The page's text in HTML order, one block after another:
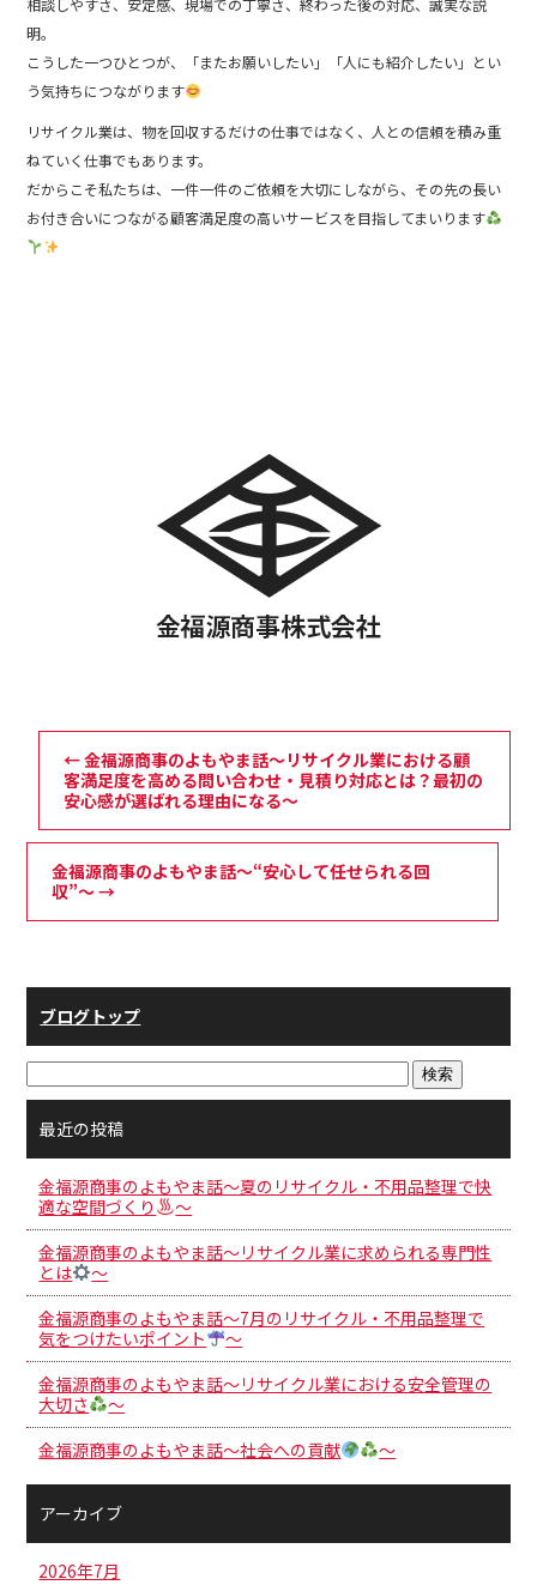
相談しやすさ、安定感、現場での丁寧さ、終わった後の対応、誠実な説
明。
こうした一つひとつが、「またお願いしたい」「人にも紹介したい」とい
う気持ちにつながります
リサイクル業は、物を回収するだけの仕事ではなく、人との信頼を積み重
ねていく仕事でもあります。
だからこそ私たちは、一件一件のご依頼を大切にしながら、その先の長い
お付き合いにつながる顧客満足度の高いサービスを目指してまいります
←金福源商事のよもやま話～リサイクル業における顧
客満足度を高める問い合わせ・見積り対応とは？最初の
安心感が選ばれる理由になる～
金福源商事のよもやま話～“安心して任せられる回
収”～→
ブログトップ
最近の投稿
金福源商事のよもやま話～夏のリサイクル・不用品整理で快
適な空間づくり
～
金福源商事のよもやま話～リサイクル業に求められる専門性
とは
～
金福源商事のよもやま話～7月のリサイクル・不用品整理で
気をつけたいポイント
～
金福源商事のよもやま話～リサイクル業における安全管理の
大切さ
～
金福源商事のよもやま話～社会への貢献
～
アーカイブ
2026年7月